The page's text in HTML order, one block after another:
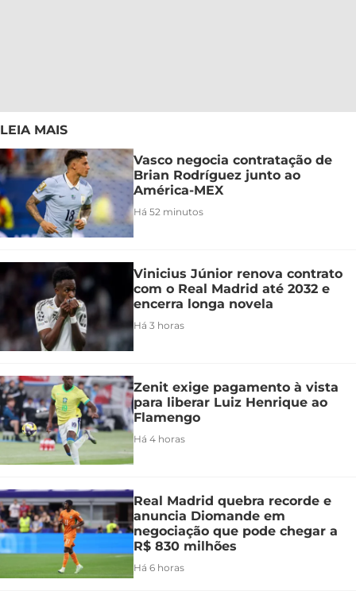
LEIA MAIS
Vasco negocia contratação de
Brian Rodríguez junto ao
América-MEX
Há 52 minutos
Vinicius Júnior renova contrato
com o Real Madrid até 2032 e
encerra longa novela
Há 3 horas
Zenit exige pagamento à vista
para liberar Luiz Henrique ao
Flamengo
Há 4 horas
Real Madrid quebra recorde e
anuncia Diomande em
negociação que pode chegar a
R$ 830 milhões
Há 6 horas